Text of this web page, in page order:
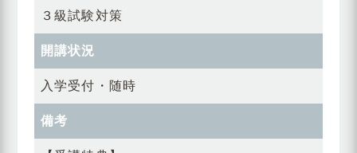
３級試験対策
開講状況
入学受付・随時
備考